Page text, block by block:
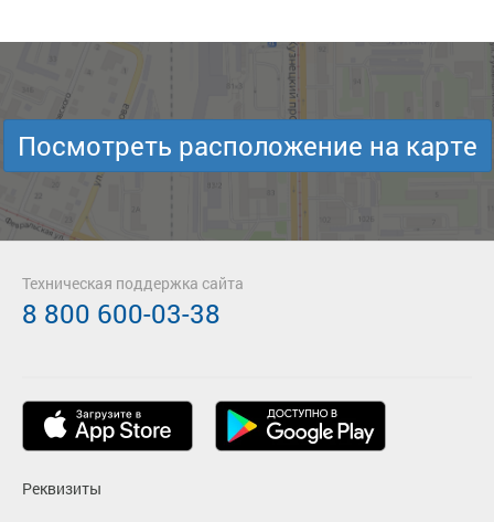
Посмотреть расположение на карте
Реквизиты
Техническая поддержка сайта
8 800 600-03-38